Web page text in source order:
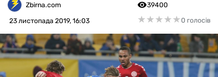
БУКМЕКЕРИ
Zbirna.com
23 листопада 2019, 16:03
39400
★★★★★
★★★★★0 голосів